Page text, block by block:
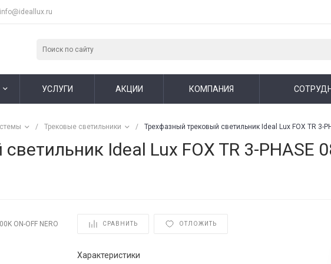
info@ideallux.ru
УСЛУГИ АКЦИИ КОМПАНИЯ
/ Трековые светильники / Трехфазный трековый светильник Ideal Lux FOX TR 3-
Ideal Lux FOX TR 3-PHASE
ON-OFF NERO СРАВНИТЬ ОТЛОЖИТЬ
Характеристики